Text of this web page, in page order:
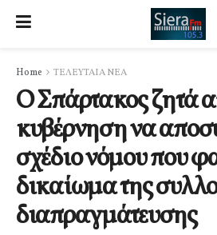
Home ΤΕΛΕΥΤΑΙΑ ΝΕΑ
Ο Σπάρτακος ζητά
κυβέρνηση να
σχέδιο νόμου που
δικαίωμα της
διαπραγμάτευσης